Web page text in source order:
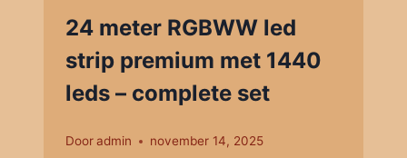
24 meter RGBWW led
strip premium met 1440
leds – complete set
Dooradmin november 14, 2025